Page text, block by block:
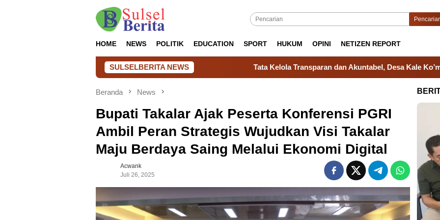
HOME NEWS POLITIK EDUCATION SPORT HUKUM OPINI NETIZEN REPORT
SULSELBERITA NEWSTata Kelola Transparan dan Akuntabel, Desa Kale Ko’mara Ukir Prestasi di
Beranda News
Bupati Takalar Ajak Peserta Konferensi PGRI
Ambil Peran Strategis Wujudkan Visi Takalar
Maju Berdaya Saing Melalui Ekonomi Digital
Acwank
Juli 26, 2025